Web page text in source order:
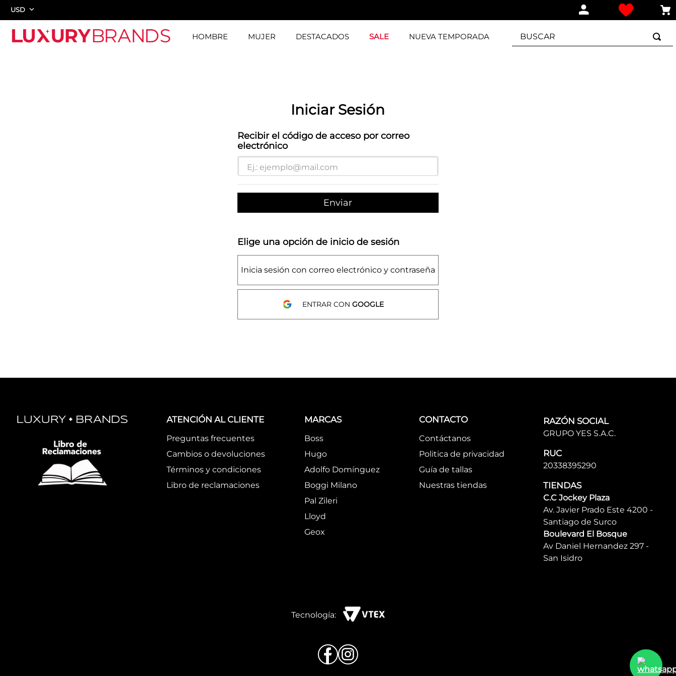
USD
HOMBRE MUJER DESTACADOS SALE NUEVA TEMPORADA
BUSCAR
Iniciar Sesión
Elige una opción de inicio de sesión
Inicia sesión con correo electrónico y contraseña
ENTRAR CON GOOGLE
Recibir el código de acceso por correo
electrónico
Enviar
ATENCIÓN AL CLIENTE
Preguntas frecuentes
Cambios o devoluciones
Términos y condiciones
Libro de reclamaciones
MARCAS
Boss
Hugo
Adolfo Domínguez
Boggi Milano
Pal Zileri
Lloyd
Geox
CONTACTO
Contáctanos
Politica de privacidad
Guía de tallas
Nuestras tiendas
RAZÓN SOCIAL
GRUPO YES S.A.C.
RUC
20338395290
TIENDAS
C.C Jockey Plaza
Av. Javier Prado Este 4200 -
Santiago de Surco
Boulevard El Bosque
Av Daniel Hernandez 297 -
San Isidro
Tecnología: